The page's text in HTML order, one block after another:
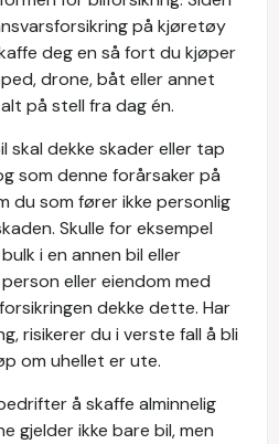
på kjøretøy
deg en så fort du kjøper
drone, båt eller annet
på stell fra dag én.
skal dekke skader eller tap
som denne forårsaker på
du som fører ikke personlig
Skulle for eksempel
i en annen bil eller
eller eiendom med
dekke dette. Har
risikerer du i verste fall å bli
om uhellet er ute.
å skaffe alminnelig
gjelder ikke bare bil, men